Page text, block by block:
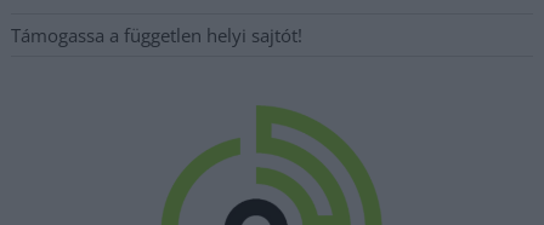
Támogassa a független helyi sajtót!